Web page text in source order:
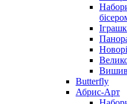
Butterfly
Абрис-Арт